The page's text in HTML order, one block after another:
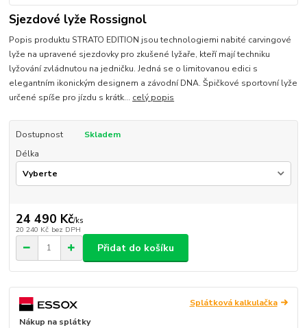
Sjezdové lyže Rossignol
Popis produktu STRATO EDITION jsou technologiemi nabité carvingové
lyže na upravené sjezdovky pro zkušené lyžaře, kteří mají techniku
lyžování zvládnutou na jedničku. Jedná se o limitovanou edici s
elegantním ikonickým designem a závodní DNA. Špičkové sportovní lyže
určené spíše pro jízdu s krátk... celý popis
Dostupnost
Skladem
Délka
24 490 Kč/ks
20 240 Kč bez DPH
Přidat do košíku
Splátková kalkulačka
Nákup na splátky